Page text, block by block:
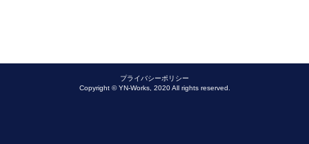
プライバシーポリシー
Copyright © YN-Works, 2020 All rights reserved.